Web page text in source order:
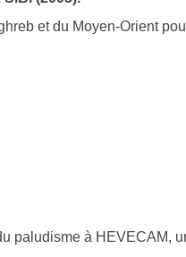
et du Moyen-Orient
paludisme à HEVECAM,